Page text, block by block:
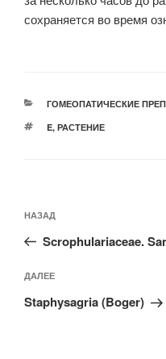
сохраняется во время
РУБРИКИ
ГОМЕОПАТИЧЕСКИЕ
МЕТКИ
E, РАСТЕНИЕ
по
записям
Предыдущая
запись:
НАЗАД
Scrophulariaceae.
Следующая
запись
ДАЛЕЕ
Staphysagria (Boger)